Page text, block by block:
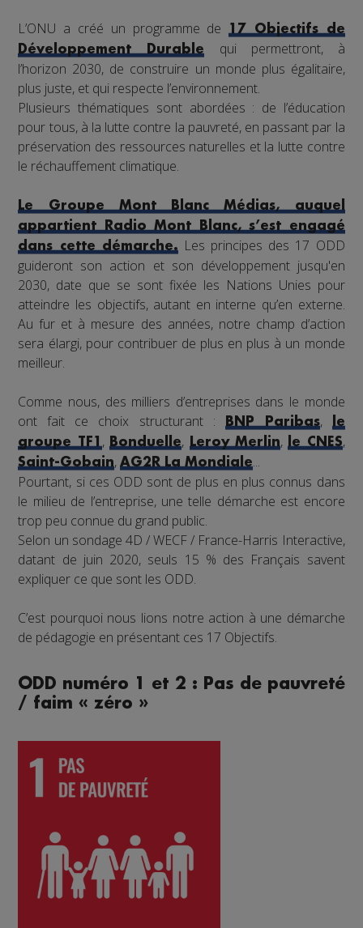
L’ONU a créé un programme de17 Objectifs de
Développement Durable
qui permettront, à
l’horizon 2030, de construire un monde plus égalitaire,
plus juste, et qui respecte l’environnement.
Plusieurs thématiques sont abordées : de l’éducation
pour tous, à la lutte contre la pauvreté, en passant par la
préservation des ressources naturelles et la lutte contre
le réchauffement climatique.
Le Groupe Mont Blanc Médias, auquel
appartient Radio Mont Blanc, s’est engagé
dans cette démarche.Les principes des 17 ODD
guideront son action et son développement jusqu'en
2030, date que se sont fixée les Nations Unies pour
atteindre les objectifs, autant en interne qu’en externe.
Au fur et à mesure des années, notre champ d’action
sera élargi, pour contribuer de plus en plus à un monde
meilleur.
Comme nous, des milliers d’entreprises dans le monde
ont fait ce choix structurant :
BNP Paribas,
le
groupe TF1,Bonduelle, Leroy Merlin,le CNES,
Saint-Gobain,AG2R La Mondiale...
Pourtant, si ces ODD sont de plus en plus connus dans
le milieu de l’entreprise, une telle démarche est encore
trop peu connue du grand public.
Selon un sondage 4D / WECF / France-Harris Interactive,
datant de juin 2020, seuls 15 % des Français savent
expliquer ce que sont les ODD.
C’est pourquoi nous lions notre action à une démarche
de pédagogie en présentant ces 17 Objectifs.
ODD numéro 1 et 2 : Pas de pauvreté
/ faim « zéro »